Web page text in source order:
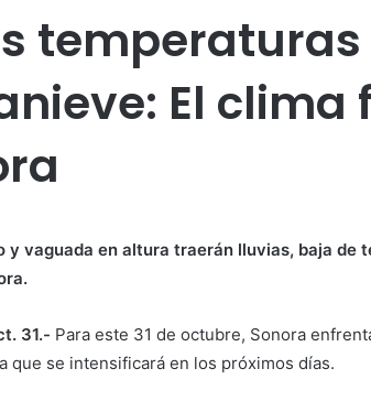
El clima
y vaguada en altura traerán lluvias, baja de
31.- Para este 31 de octubre, Sonora
que se intensificará en los próximos días.